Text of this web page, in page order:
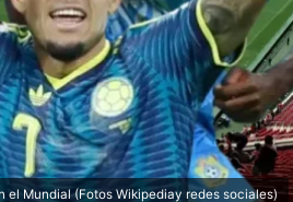
el Mundial (Fotos Wikipediay redes sociales)